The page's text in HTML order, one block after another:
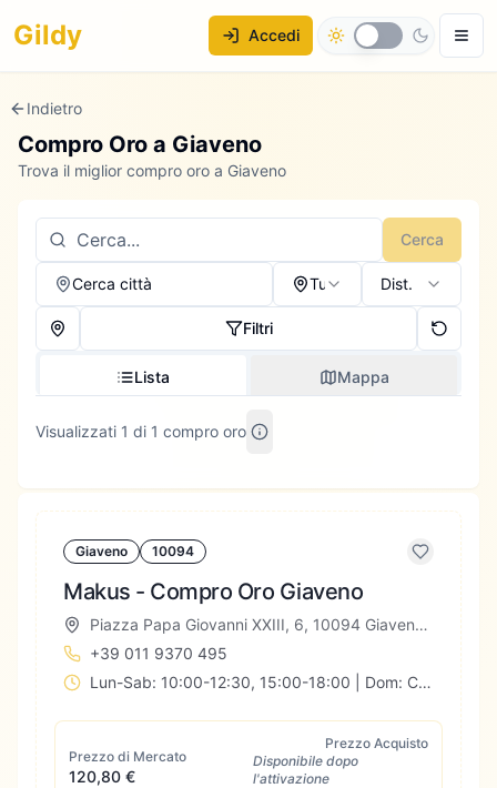
Gildy Accedi
Indietro
Compro Oro a Giaveno
Trova il miglior compro oro a Giaveno
Cerca
Cerca città Tutti Dist.
Filtri
Lista Mappa
Visualizzati 1 di 1 compro oro
Giaveno 10094
Makus - Compro Oro Giaveno
Piazza Papa Giovanni XXIII, 6, 10094 Giaveno TO, Italia
+39 011 9370 495
Lun-Sab: 10:00-12:30, 15:00-18:00 | Dom: Chiuso
Prezzo di Mercato
120,80 €
Prezzo Acquisto
Disponibile dopo
l'attivazione